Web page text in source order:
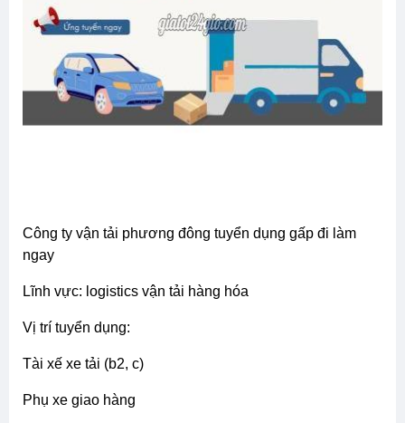
công ty vận tải phương đông tuyển dụng gấp đi làm
ngay
lĩnh vực: logistics vận tải hàng hóa
vị trí tuyển dụng:
tài xế xe tải (b2, c)
phụ xe giao hàng